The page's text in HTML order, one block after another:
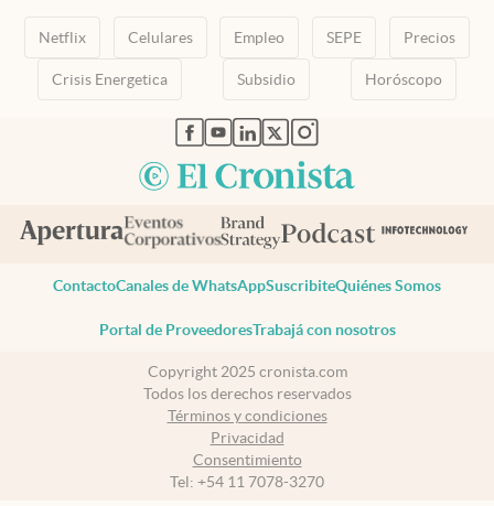
Netflix Celulares Empleo SEPE Precios
Crisis Energetica Subsidio Horóscopo
abre en nueva pestaña
abre en nueva pestaña
abre en nueva pestaña
abre en nueva pestaña
abre en nueva pestaña
ContactoCanales de WhatsAppSuscribiteQuiénes Somos
Portal de ProveedoresTrabajá con nosotros
Copyright 2025 cronista.com
Todos los derechos reservados
Términos y condiciones
Privacidad
Consentimiento
Tel: +54 11 7078-3270